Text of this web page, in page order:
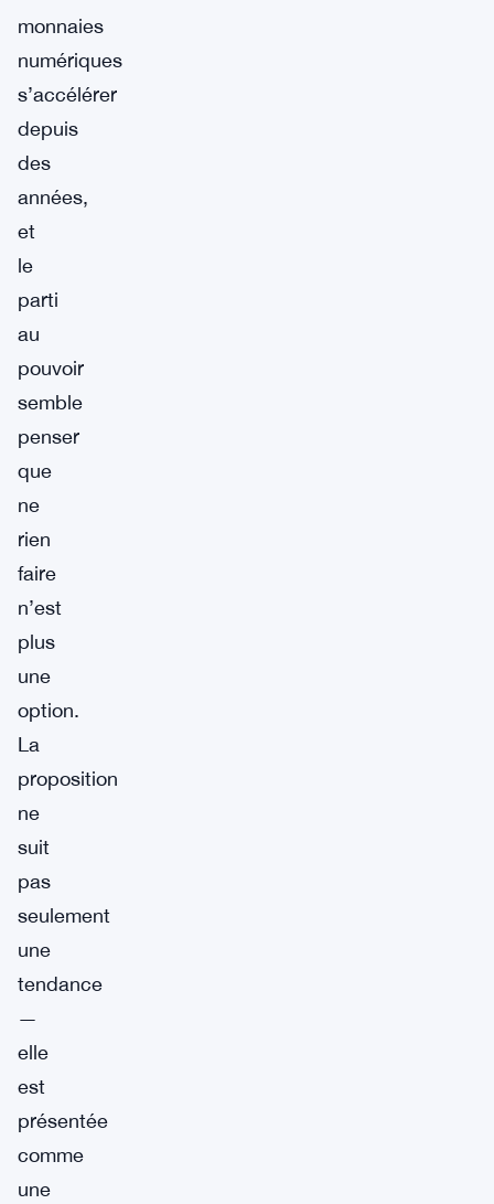
monnaies
numériques
s’accélérer
depuis
des
années,
et
le
parti
au
pouvoir
semble
penser
que
ne
rien
faire
n’est
plus
une
option.
La
proposition
ne
suit
pas
seulement
une
tendance
—
elle
est
présentée
comme
une